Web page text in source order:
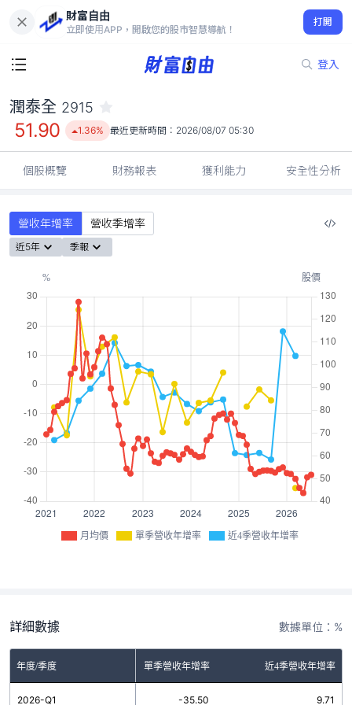
財富自由
立即使用APP，開啟您的股市智慧導航！
打開
登入
51.90
1.36%
潤泰全 2915
51.90 1.36% 最近更新時間： 2026/08/07 05:30
個股概覽 財務報表 獲利能力 安全性分析
營收年增率 營收季增率
近5年 季報
月均價 單季營收年增率 近4季營收年增率
詳細數據 數據單位：%
年度/季度 單季營收年增率 近4季營收年增率
2026-Q1 -35.50 9.71